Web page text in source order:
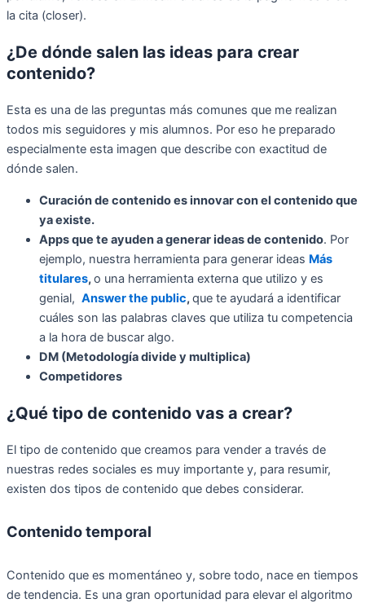
la cita (closer).
¿De dónde salen las ideas para crear
contenido?
Esta es una de las preguntas más comunes que me realizan
todos mis seguidores y mis alumnos. Por eso he preparado
especialmente esta imagen que describe con exactitud de
dónde salen.
Curación de contenido es innovar con el contenido que
ya existe.
Apps que te ayuden a generar ideas de contenido. Por
ejemplo, nuestra herramienta para generar ideas Más
titulares,o una herramienta externa que utilizo y es
genial, Answer the public,que te ayudará a identificar
cuáles son las palabras claves que utiliza tu competencia
a la hora de buscar algo.
DM (Metodología divide y multiplica)
Competidores
¿Qué tipo de contenido vas a crear?
El tipo de contenido que creamos para vender a través de
nuestras redes sociales es muy importante y, para resumir,
existen dos tipos de contenido que debes considerar.
Contenido temporal
Contenido que es momentáneo y, sobre todo, nace en tiempos
de tendencia. Es una gran oportunidad para elevar el algoritmo